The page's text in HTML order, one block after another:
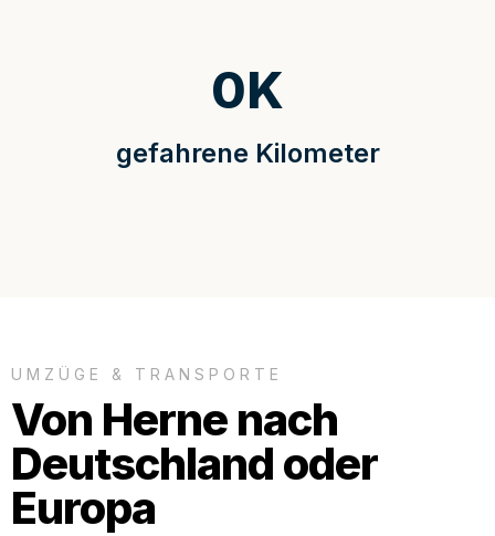
gefahrene Kilometer
0K
UMZÜGE & TRANSPORTE
Von Herne nach
Deutschland oder
Europa